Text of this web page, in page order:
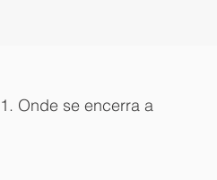
Onde se encerra a